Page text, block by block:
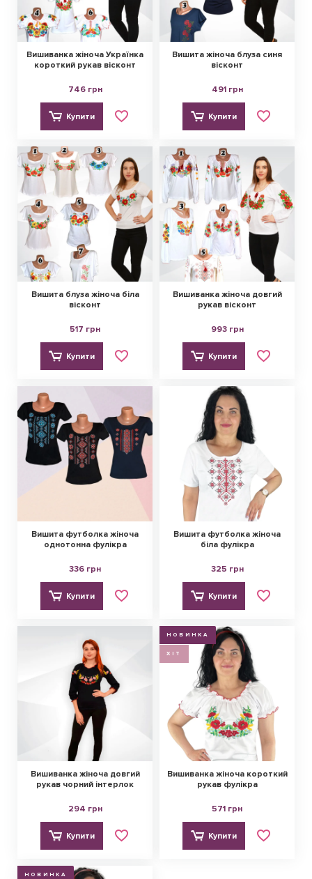
Вишиванка жіноча Українка
короткий рукав вісконт
746 грн
Купити
Вишита жіноча блуза синя
вісконт
491 грн
Купити
Вишита блуза жіноча біла
вісконт
517 грн
Купити
Вишиванка жіноча довгий
рукав вісконт
993 грн
Купити
Вишита футболка жіноча
однотонна фулікра
336 грн
Купити
Вишита футболка жіноча
біла фулікра
325 грн
Купити
Вишиванка жіноча довгий
рукав чорний інтерлок
294 грн
Купити
НОВИНКА
ХІТ
Вишиванка жіноча короткий
рукав фулікра
571 грн
Купити
НОВИНКА